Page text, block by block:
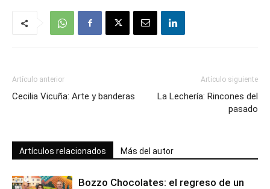
Artículo anterior
Cecilia Vicuña: Arte y banderas
Artículo siguiente
La Lechería: Rincones del
pasado
Artículos relacionados Más del autor
Bozzo Chocolates: el regreso de un